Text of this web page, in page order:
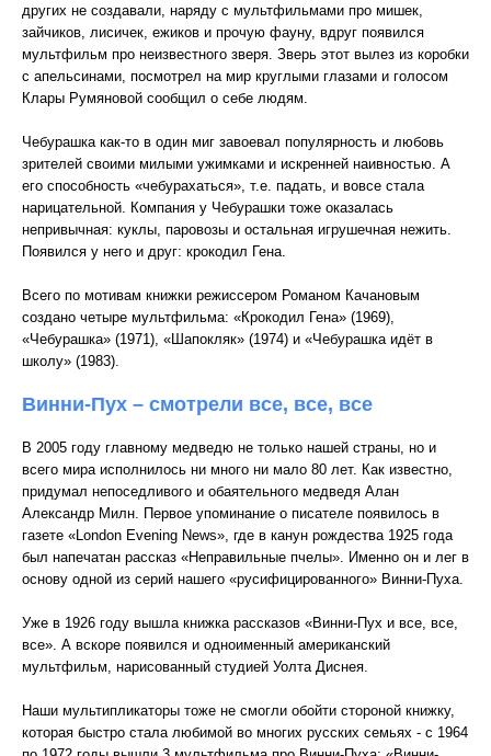
других не создавали, наряду с мультфильмами про мишек,
зайчиков, лисичек, ежиков и прочую фауну, вдруг появился
мультфильм про неизвестного зверя. Зверь этот вылез из коробки
с апельсинами, посмотрел на мир круглыми глазами и голосом
Клары Румяновой сообщил о себе людям.
Чебурашка как-то в один миг завоевал популярность и любовь
зрителей своими милыми ужимками и искренней наивностью. А
его способность «чебурахаться», т.е. падать, и вовсе стала
нарицательной. Компания у Чебурашки тоже оказалась
непривычная: куклы, паровозы и остальная игрушечная нежить.
Появился у него и друг: крокодил Гена.
Всего по мотивам книжки режиссером Романом Качановым
создано четыре мультфильма: «Крокодил Гена» (1969),
«Чебурашка» (1971), «Шапокляк» (1974) и «Чебурашка идёт в
школу» (1983).
Винни-Пух – смотрели все, все, все
В 2005 году главному медведю не только нашей страны, но и
всего мира исполнилось ни много ни мало 80 лет. Как известно,
придумал непоседливого и обаятельного медведя Алан
Александр Милн. Первое упоминание о писателе появилось в
газете «London Evening News», где в канун рождества 1925 года
был напечатан рассказ «Неправильные пчелы». Именно он и лег в
основу одной из серий нашего «русифицированного» Винни-Пуха.
Уже в 1926 году вышла книжка рассказов «Винни-Пух и все, все,
все». А вскоре появился и одноименный американский
мультфильм, нарисованный студией Уолта Диснея.
Наши мультипликаторы тоже не смогли обойти стороной книжку,
которая быстро стала любимой во многих русских семьях - с 1964